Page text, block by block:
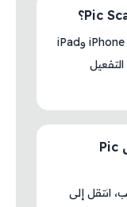
لا، المتجر موجه لتثبيت التطبيقات على iPhone وiPad
ما الخطوة التالية بعد العثور على Pic
انتقل إلى